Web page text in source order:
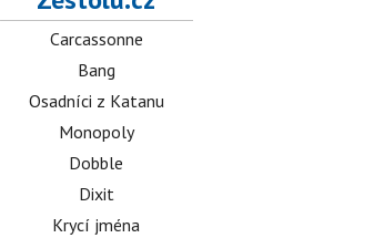
Carcassonne
Bang
Osadníci z Katanu
Monopoly
Dobble
Dixit
Krycí jména